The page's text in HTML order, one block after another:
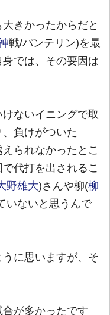
きかったからだと
戦/バンテリン)を最
では、その要因は
ないイニングで取
負けがついた
られなかったとこ
代打を出されるこ
野雄大)さんや柳(柳
いないと思うんで
に思いますが、そ
が多かったです